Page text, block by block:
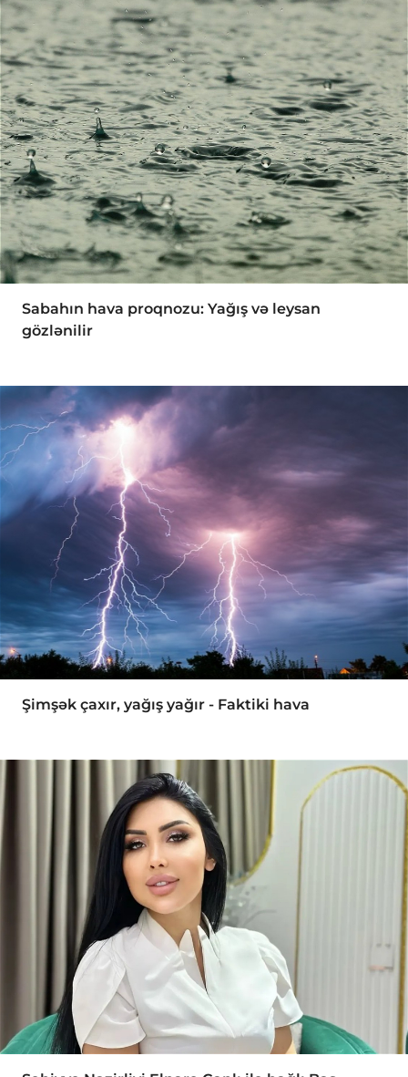
Sabahın hava proqnozu: Yağış və leysan
gözlənilir
Şimşək çaxır, yağış yağır - Faktiki hava